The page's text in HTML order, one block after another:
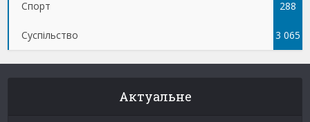
Спорт 288
Суспільство 3 065
Актуальне